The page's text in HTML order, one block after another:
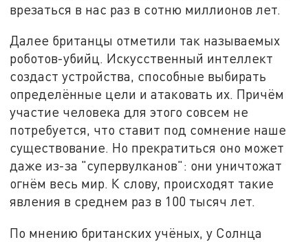
врезаться в нас раз в сотню миллионов лет.
Далее британцы отметили так называемых
роботов-убийц. Искусственный интеллект
создаст устройства, способные выбирать
определённые цели и атаковать их. Причём
участие человека для этого совсем не
потребуется, что ставит под сомнение наше
существование. Но прекратиться оно может
даже из-за "супервулканов": они уничтожат
огнём весь мир. К слову, происходят такие
явления в среднем раз в 100 тысяч лет.
По мнению британских учёных, у Солнца